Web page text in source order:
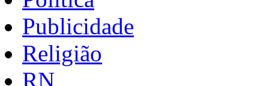
Publicidade
Religião
RN